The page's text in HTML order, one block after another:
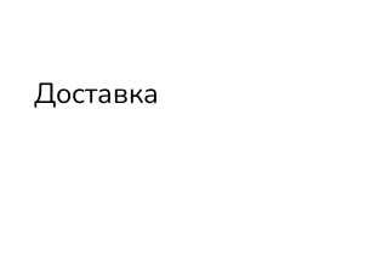
Доставка